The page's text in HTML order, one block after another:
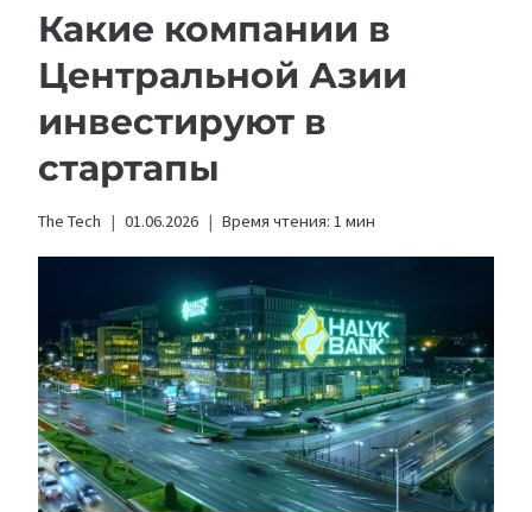
Какие компании в
Центральной Азии
инвестируют в
стартапы
The Tech 01.06.2026 Время чтения: 1 мин